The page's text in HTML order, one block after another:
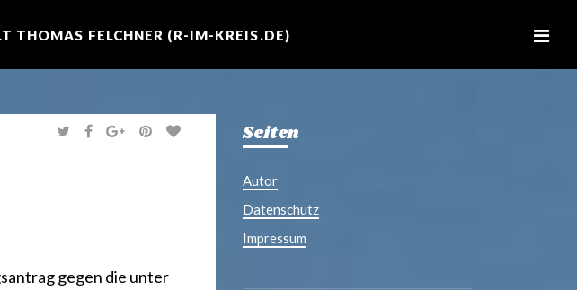
THOMAS FELCHNER (R-IM-KREIS.DE)
T
W
F
A
G
O
P
I
gegen die unter
Seiten
Autor
Datenschutz
Impressum